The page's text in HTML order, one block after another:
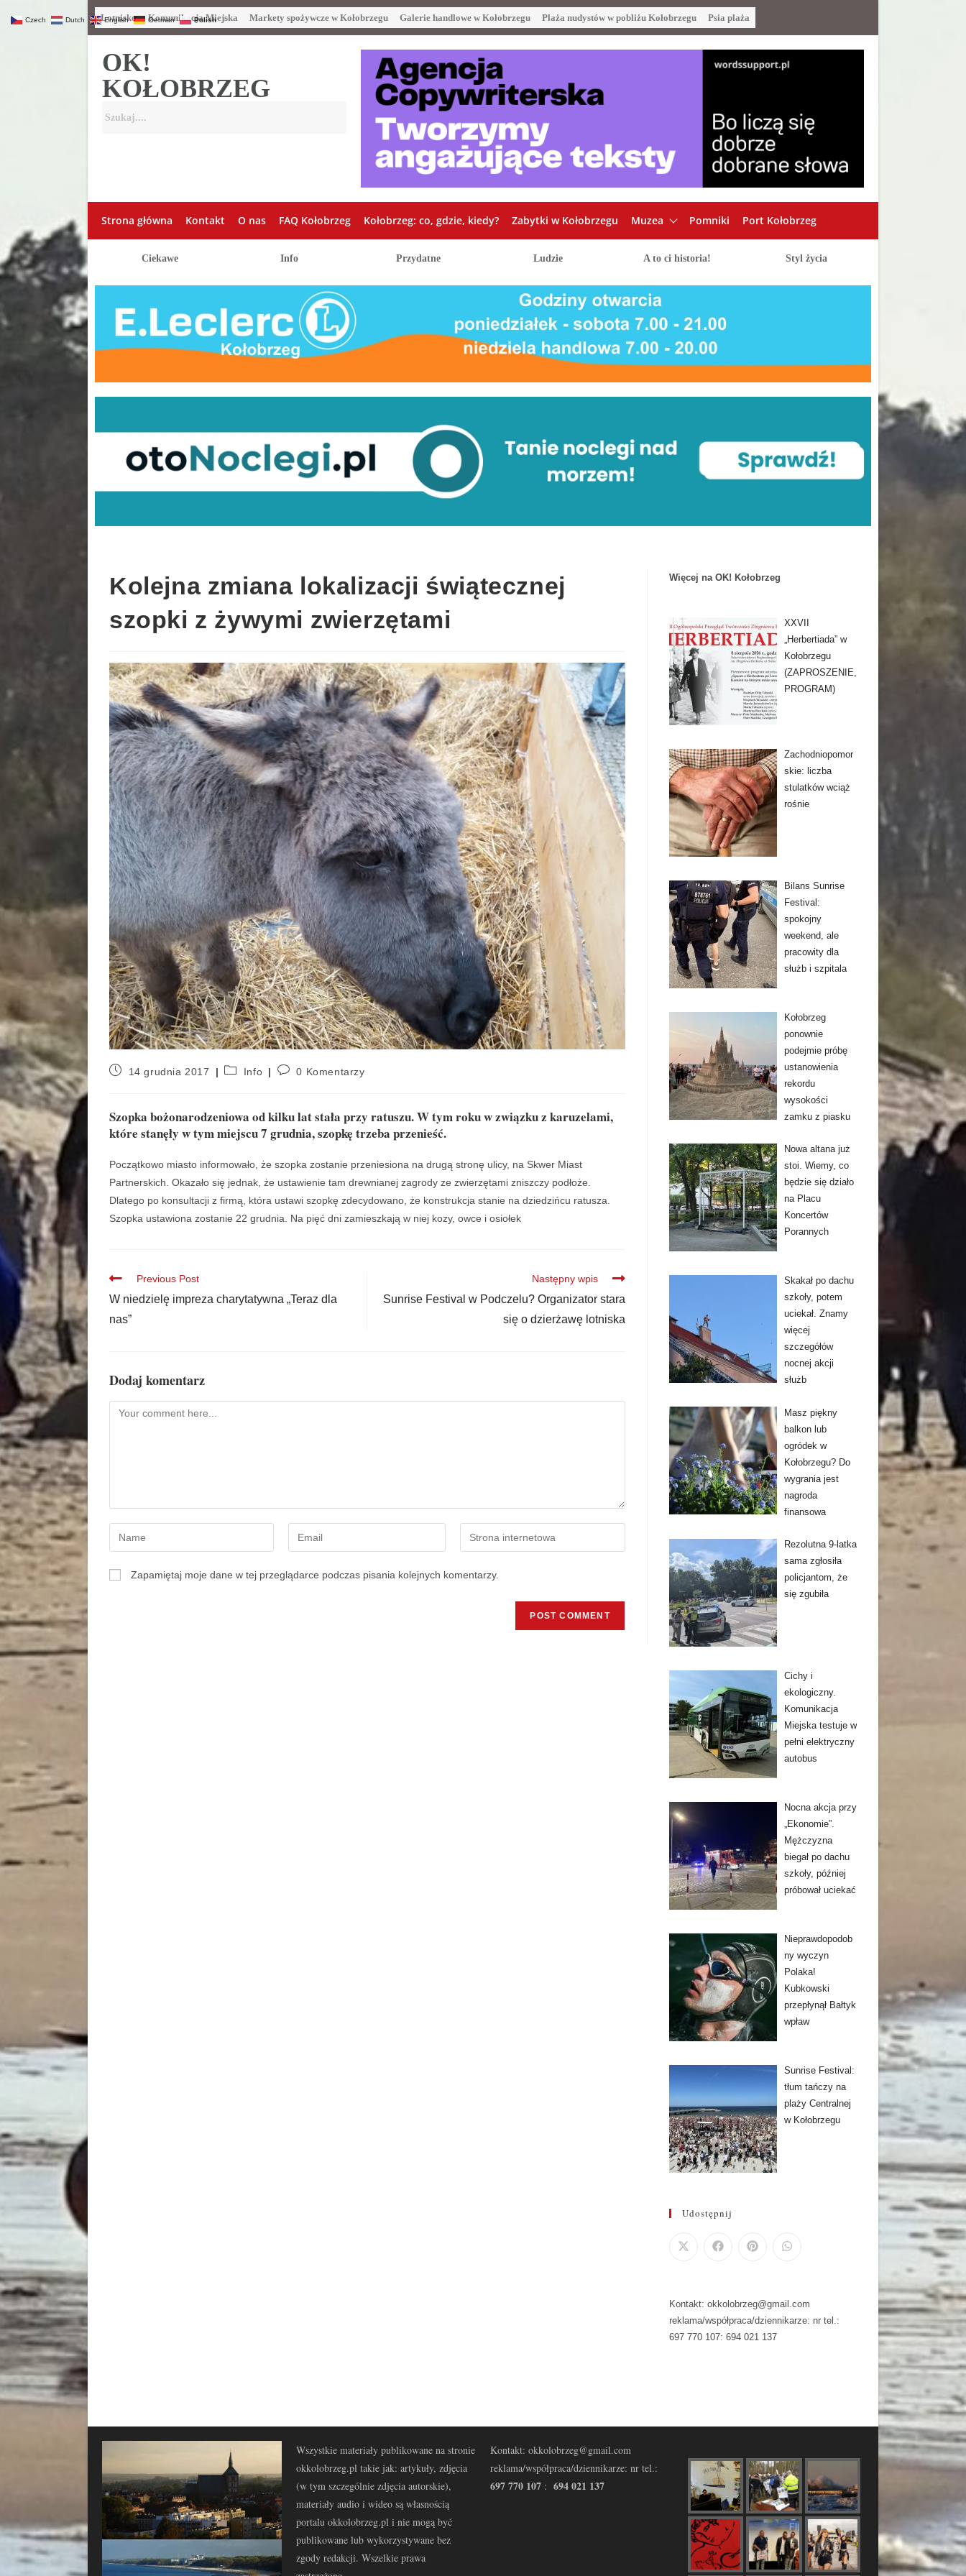
Lotnisko Komunikacja Miejska Markety spożywcze w Kołobrzegu Galerie handlowe w Kołobrzegu Plaża nudystów w pobliżu Kołobrzegu Psia plaża
OK!
KOŁOBRZEG
Strona główna Kontakt O nas FAQ Kołobrzeg Kołobrzeg: co, gdzie, kiedy? Zabytki w Kołobrzegu Muzea Pomniki Port Kołobrzeg
Ciekawe Info Przydatne Ludzie A to ci historia! Styl życia
Kolejna zmiana lokalizacji świątecznej
szopki z żywymi zwierzętami
14 grudnia 2017 Info 0 Komentarzy
Szopka bożonarodzeniowa od kilku lat stała przy ratuszu. W tym roku w związku z karuzelami,
które stanęły w tym miejscu 7 grudnia, szopkę trzeba przenieść.
Początkowo miasto informowało, że szopka zostanie przeniesiona na drugą stronę ulicy, na Skwer Miast
Partnerskich. Okazało się jednak, że ustawienie tam drewnianej zagrody ze zwierzętami zniszczy podłoże.
Dlatego po konsultacji z firmą, która ustawi szopkę zdecydowano, że konstrukcja stanie na dziedzińcu ratusza.
Szopka ustawiona zostanie 22 grudnia. Na pięć dni zamieszkają w niej kozy, owce i osiołek
Previous Post
W niedzielę impreza charytatywna „Teraz dla
nas”
Następny wpis
Sunrise Festival w Podczelu? Organizator stara
się o dzierżawę lotniska
Dodaj komentarz
Zapamiętaj moje dane w tej przeglądarce podczas pisania kolejnych komentarzy.
Więcej na OK! Kołobrzeg
XXVII
„Herbertiada” w
Kołobrzegu
(ZAPROSZENIE,
PROGRAM)
Zachodniopomor
skie: liczba
stulatków wciąż
rośnie
Bilans Sunrise
Festival:
spokojny
weekend, ale
pracowity dla
służb i szpitala
Kołobrzeg
ponownie
podejmie próbę
ustanowienia
rekordu
wysokości
zamku z piasku
Nowa altana już
stoi. Wiemy, co
będzie się działo
na Placu
Koncertów
Porannych
Skakał po dachu
szkoły, potem
uciekał. Znamy
więcej
szczegółów
nocnej akcji
służb
Masz piękny
balkon lub
ogródek w
Kołobrzegu? Do
wygrania jest
nagroda
finansowa
Rezolutna 9-latka
sama zgłosiła
policjantom, że
się zgubiła
Cichy i
ekologiczny.
Komunikacja
Miejska testuje w
pełni elektryczny
autobus
Nocna akcja przy
„Ekonomie”.
Mężczyzna
biegał po dachu
szkoły, później
próbował uciekać
Nieprawdopodob
ny wyczyn
Polaka!
Kubkowski
przepłynął Bałtyk
wpław
Sunrise Festival:
tłum tańczy na
plaży Centralnej
w Kołobrzegu
Udostępnij
Kontakt: okkolobrzeg@gmail.com
reklama/współpraca/dziennikarze: nr tel.:
697 770 107: 694 021 137
Wszystkie materiały publikowane na stronie
okkolobrzeg.pl takie jak: artykuły, zdjęcia
(w tym szczególnie zdjęcia autorskie),
materiały audio i wideo są własnością
portalu okkolobrzeg.pl i nie mogą być
publikowane lub wykorzystywane bez
zgody redakcji. Wszelkie prawa
Kontakt: okkolobrzeg@gmail.com
reklama/współpraca/dziennikarze: nr tel.:
697 770 107 : 694 021 137
Czech Dutch English German Polish